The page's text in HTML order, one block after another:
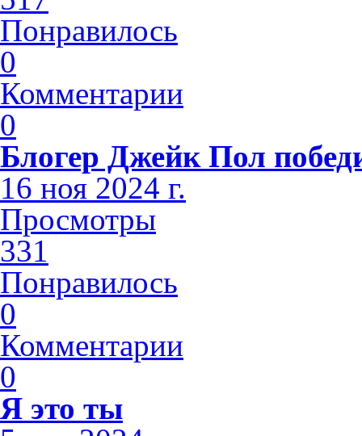
Понравилось
0
Комментарии
0
Блогер Джейк Пол
16 ноя 2024 г.
Просмотры
331
Понравилось
0
Комментарии
0
Я это ты